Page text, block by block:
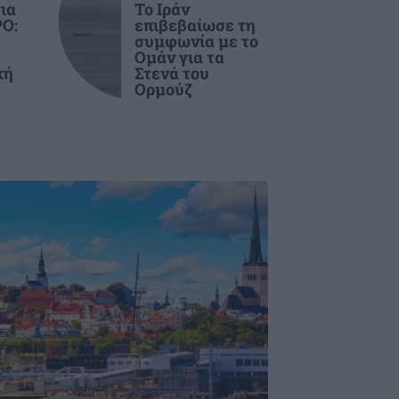
Το Ιράν
επιβεβαίωσε τη
συμφωνία με το
Ομάν για τα
Στενά του
Ορμούζ